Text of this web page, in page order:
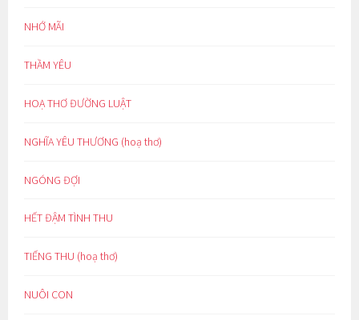
NHỚ MÃI
THẦM YÊU
HOẠ THƠ ĐƯỜNG LUẬT
NGHĨA YÊU THƯƠNG (hoạ thơ)
NGÓNG ĐỢI
HẾT ĐẬM TÌNH THU
TIẾNG THU (hoạ thơ)
NUÔI CON